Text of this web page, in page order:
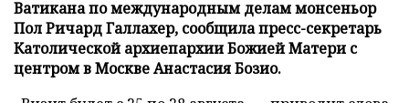
Ватикана по международным делам монсеньор
Пол Ричард Галлахер, сообщила пресс-секретарь
Католической архиепархии Божией Матери с
центром в Москве Анастасия Бозио.